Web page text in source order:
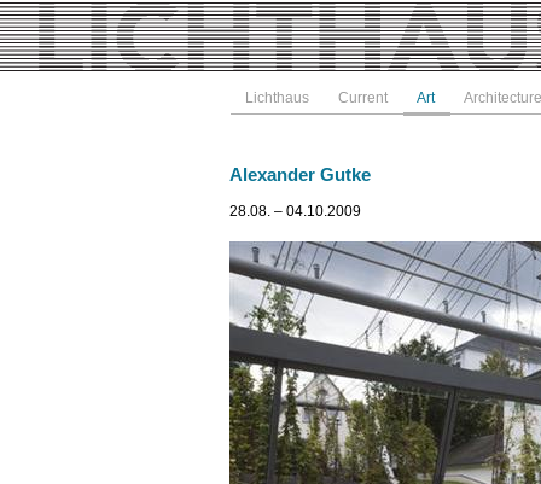
Lichthaus Current Art Architecture
Alexander Gutke
28.08. – 04.10.2009